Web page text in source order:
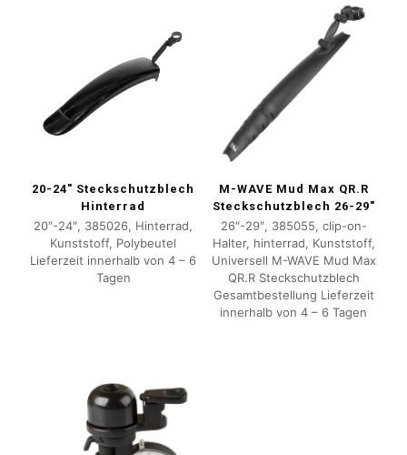
20-24″ Steckschutzblech
Hinterrad
20″-24″, 385026, Hinterrad,
Kunststoff, Polybeutel
Lieferzeit innerhalb von 4 – 6
Tagen
M-WAVE Mud Max QR.R
Steckschutzblech 26-29″
26″-29″, 385055, clip-on-
Halter, hinterrad, Kunststoff,
Universell M-WAVE Mud Max
QR.R Steckschutzblech
Gesamtbestellung Lieferzeit
innerhalb von 4 – 6 Tagen